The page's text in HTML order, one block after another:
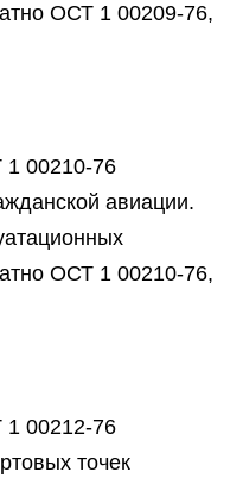
ОСТ 1 00209-76,
1 00210-76
авиации.
ОСТ 1 00210-76,
1 00212-76
точек